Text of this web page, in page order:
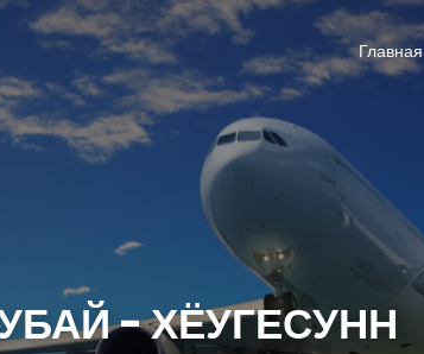
Главная
- ХЁУГЕСУНН